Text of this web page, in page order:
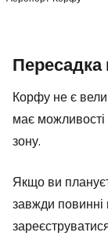
Корфу не є
має
зону.
Якщо ви
завжди повинні